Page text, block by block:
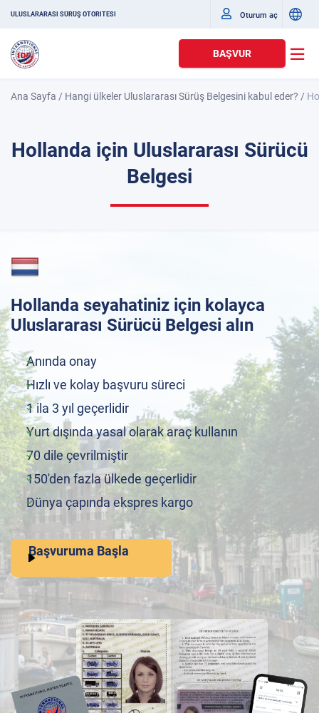
ULUSLARARASI SÜRÜŞ OTORITESI Oturum aç
BAŞVUR
Ana Sayfa / Hangi ülkeler Uluslararası Sürüş Belgesini kabul eder? /
Hollanda için Uluslararası Sürücü
Belgesi
Hollanda seyahatiniz için kolayca
Uluslararası Sürücü Belgesi alın
Anında onay
Hızlı ve kolay başvuru süreci
1 ila 3 yıl geçerlidir
Yurt dışında yasal olarak araç kullanın
70 dile çevrilmiştir
150'den fazla ülkede geçerlidir
Dünya çapında ekspres kargo
Başvuruma Başla